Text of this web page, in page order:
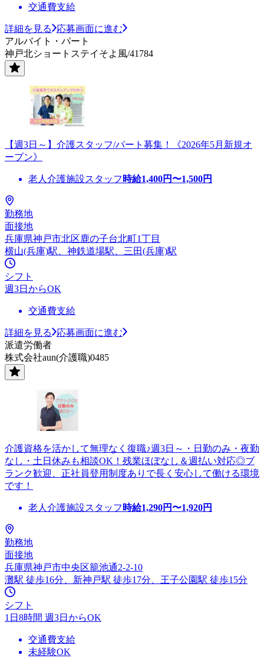
交通費支給
詳細を見る
応募画面に進む
アルバイト・パート
神戸北ショートステイそよ風/41784
【週3日～】介護スタッフ/パート募集！《2026年5月新規オ
ープン》
老人介護施設スタッフ 時給1,400円〜1,500円
勤務地
面接地
兵庫県神戸市北区鹿の子台北町1丁目
横山(兵庫)駅、神鉄道場駅、三田(兵庫)駅
シフト
週3日からOK
交通費支給
詳細を見る
応募画面に進む
派遣労働者
株式会社aun(介護職)0485
介護資格を活かして無理なく復職♪週3日～・日勤のみ・夜勤
なし・土日休みも相談OK！残業ほぼなし＆週払い対応◎ブ
ランク歓迎、正社員登用制度ありで長く安心して働ける環境
です！
老人介護施設スタッフ 時給1,290円〜1,920円
勤務地
面接地
兵庫県神戸市中央区籠池通2-2-10
灘駅 徒歩16分、新神戸駅 徒歩17分、王子公園駅 徒歩15分
シフト
1日8時間 週3日からOK
交通費支給
未経験OK